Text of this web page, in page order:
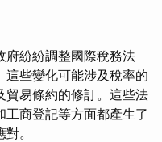
府紛紛調整國際稅務法
這些變化可能涉及稅率的
貿易條約的修訂。這些法
商登記等方面都產生了
。